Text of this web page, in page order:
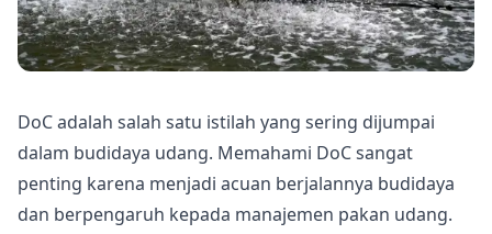
DoC adalah salah satu istilah yang sering dijumpai
dalam budidaya udang. Memahami DoC sangat
penting karena menjadi acuan berjalannya budidaya
dan berpengaruh kepada manajemen pakan udang.